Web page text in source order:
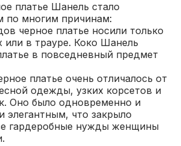
платье Шанель стало
по многим причинам:
черное платье носили только
или в трауре. Коко Шанель
в повседневный предмет
платье очень отличалось от
одежды, узких корсетов и
Оно было одновременно и
элегантным, что закрыло
гардеробные нужды женщины